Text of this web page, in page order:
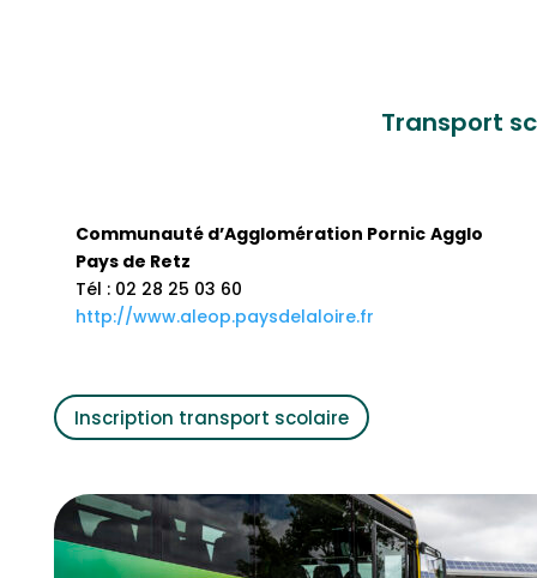
Transport
Communauté d’Agglomération Pornic Agglo
Pays de Retz
Tél : 02 28 25 03 60
http://www.aleop.paysdelaloire.fr
Inscription transport scolaire